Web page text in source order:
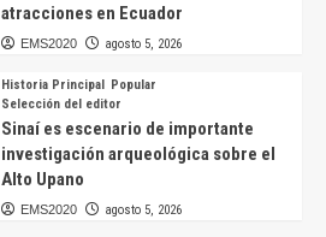
atracciones en Ecuador
EMS2020 agosto 5, 2026
Historia Principal Popular
Selección del editor
Sinaí es escenario de importante
investigación arqueológica sobre el
Alto Upano
EMS2020 agosto 5, 2026